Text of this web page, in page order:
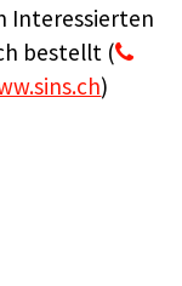
Interessierten
bestellt (
)